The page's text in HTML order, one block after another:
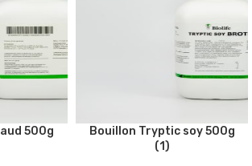
500g
Bouillon Tryptic soy 500g
(1)